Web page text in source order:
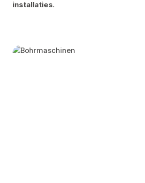
installaties.
Skip category gallery